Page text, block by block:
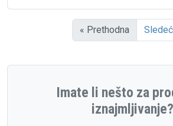
« Prethodna
Imate li nešto za
iznajmljivanje?